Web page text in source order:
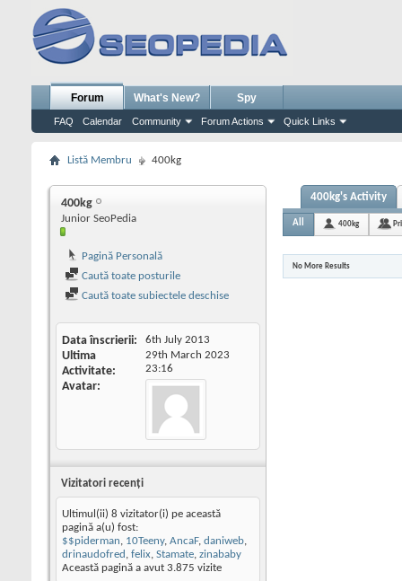
Forum
FAQ Calendar Community Forum Actions Quick Links
What's New? Spy
Listă Membru 400kg
400kg
Junior SeoPedia
Pagină Personală
Caută toate posturile
Caută toate subiectele deschise
Data înscrierii 6th July 2013
Ultima
Activitate
29th March 2023
23:16
Avatar
Vizitatori recenţi
Ultimul(ii) 8 vizitator(i) pe această
pagină a(u) fost:
$$piderman, 10Teeny, AncaF, daniweb,
drinaudofred , felix, Stamate, zinababy
Această pagină a avut 3.875 vizite
400kg's Activity
All 400kg
No More Results